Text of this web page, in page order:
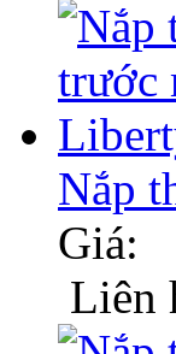
Nắp
Giá:
Liên